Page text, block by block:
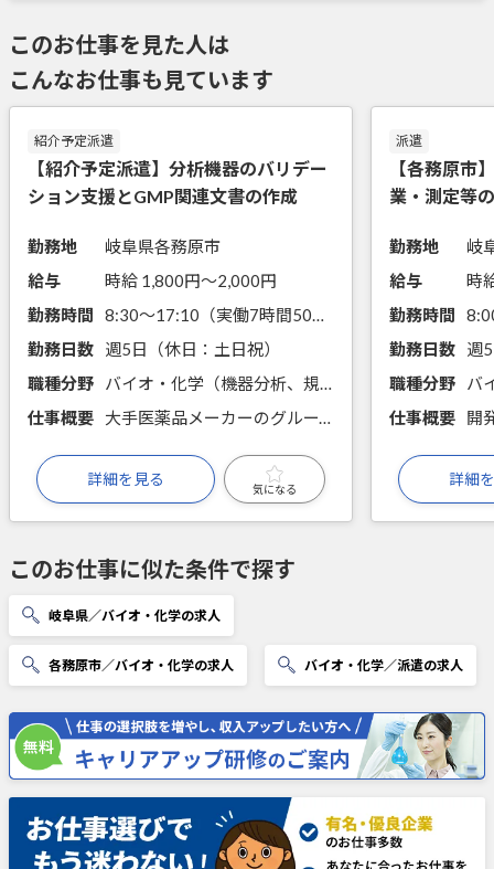
このお仕事を見た人は
こんなお仕事も見ています
紹介予定派遣
【紹介予定派遣】分析機器のバリデー
ション支援とGMP関連文書の作成
勤務地
岐阜県各務原市
給与
時給 1,800円〜2,000円
勤務時間
8:30～17:10（実働7時間50分）
勤務日数
週5日（休日：土日祝）
職種分野
バイオ・化学（機器分析、規格・規範に関する知識）
仕事概要
大手医薬品メーカーのグループ企業で、バリデーション業務（分析機器の校正や管理）を行います。分析経験があればバリデーションの経験は不問です。まずはお気軽にお問合せください。
詳細を見る
気になる
派遣
【各務原市
業・測定等
勤務地
岐
給与
時
勤務時間
勤務日数
週
職種分野
仕事概要
詳細
このお仕事に似た条件で探す
岐阜県／バイオ・化学の求人
各務原市／バイオ・化学の求人 バイオ・化学／派遣の求人